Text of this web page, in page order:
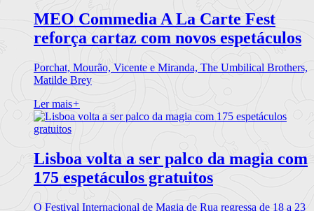
MEO Commedia A La Carte Fest
reforça cartaz com novos espetáculos
Porchat, Mourão, Vicente e Miranda, The Umbilical Brothers,
Matilde Brey
Ler mais+
Lisboa volta a ser palco da magia com
175 espetáculos gratuitos
O Festival Internacional de Magia de Rua regressa de 18 a 23